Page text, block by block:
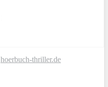
hoerbuch-thriller.de